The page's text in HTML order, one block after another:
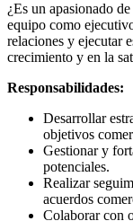
¿Es un apasionado
equipo como
relaciones y ejecutar
crecimiento y en la
Responsabilidades:
Desarrollar
objetivos
Gestionar y
potenciales.
Realizar
acuerdos
Colaborar con